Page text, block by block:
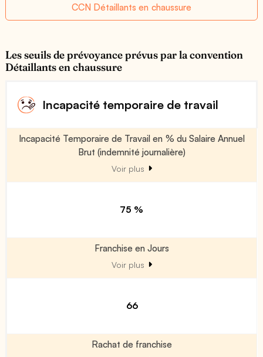
CCN Détaillants en chaussure
Les seuils de prévoyance prévus par la convention
Détaillants en chaussure
Incapacité temporaire de travail
Incapacité Temporaire de Travail en % du Salaire Annuel
Brut (indemnité journalière)
Voir plus
75 %
Franchise en Jours
Voir plus
66
Rachat de franchise